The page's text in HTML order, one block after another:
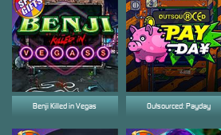
Outsourced: Payday
Benji Killed in Vegas